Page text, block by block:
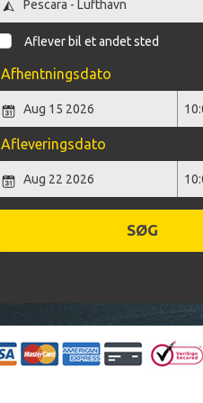
Aflever bil et andet sted
Afhentningsdato
Afleveringsdato
SØG